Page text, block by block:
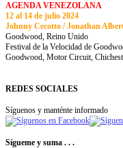
AGENDA VENEZOLANA
12 al 14 de julio 2024
Johnny Cecotto / Jonathan
Goodwood, Reino Unido
Festival de la Velocidad de
Goodwood, Motor Circuit,
REDES SOCIALES
Síguenos y manténte informado
Sígueme y suma . . .